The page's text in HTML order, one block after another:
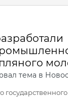
тема в